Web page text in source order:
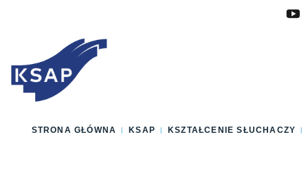
STRONA GŁÓWNA KSAP KSZTAŁCENIE SŁUCHACZY